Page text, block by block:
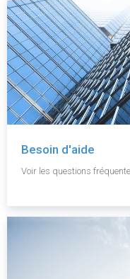
Besoin d'aide
Voir les questions